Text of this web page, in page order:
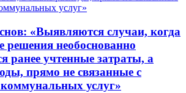
«Выявляются случаи, когда
решения необоснованно
ранее учтенные затраты, а
прямо не связанные с
услуг»